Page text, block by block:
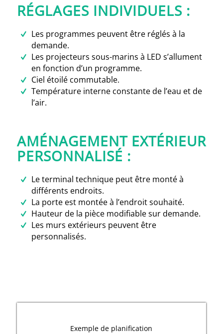
RÉGLAGES INDIVIDUELS :
Les programmes peuvent être réglés à la
demande.
Les projecteurs sous-marins à LED s’allument
en fonction d’un programme.
Ciel étoilé commutable.
Température interne constante de l’eau et de
l’air.
AMÉNAGEMENT EXTÉRIEUR
PERSONNALISÉ :
Le terminal technique peut être monté à
différents endroits.
La porte est montée à l’endroit souhaité.
Hauteur de la pièce modifiable sur demande.
Les murs extérieurs peuvent être
personnalisés.
Exemple de planification